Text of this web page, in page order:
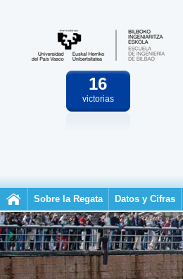
16
victorias
Sobre la Regata Datos y Cifras